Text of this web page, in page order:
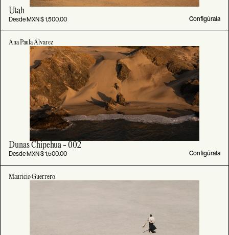
Utah
Desde MXN $ 1,500.00 Configúrala
Ana Paula Álvarez
Dunas Chipehua - 002
Desde MXN $ 1,500.00 Configúrala
Mauricio Guerrero